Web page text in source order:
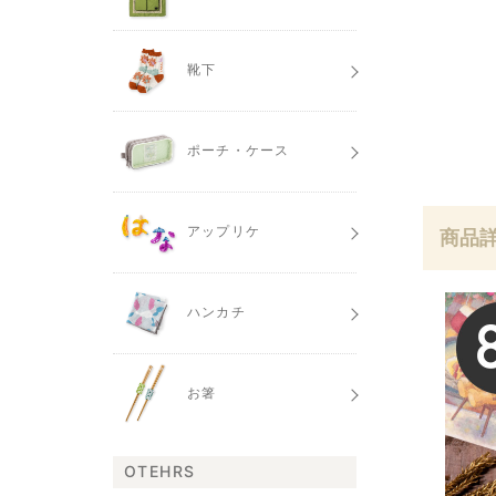
商品
靴下
ポーチ・ケース
アップリケ
ハンカチ
お箸
OTEHRS